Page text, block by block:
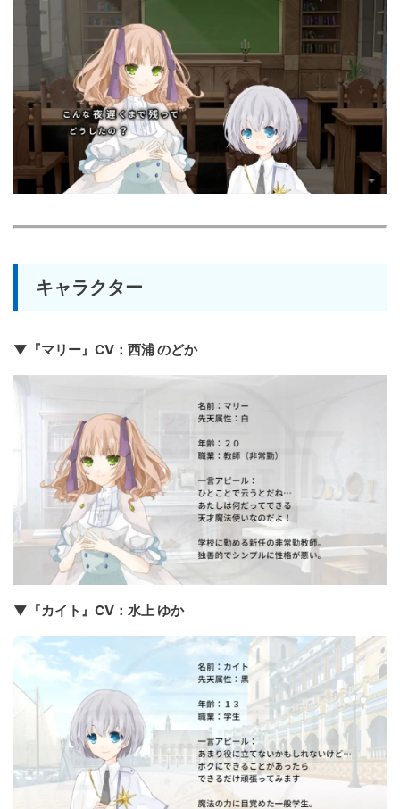
キャラクター
▼『マリー』CV：西浦 のどか
▼『カイト』CV：水上 ゆか